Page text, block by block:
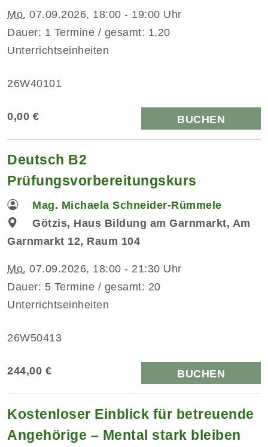
Mo. 07.09.2026, 18:00 - 19:00 Uhr
Dauer: 1 Termine / gesamt: 1,20
Unterrichtseinheiten
26W40101
0,00 € BUCHEN
Deutsch B2
Prüfungsvorbereitungskurs
Mag. Michaela Schneider-Rümmele
Götzis, Haus Bildung am Garnmarkt, Am
Garnmarkt 12, Raum 104
Mo. 07.09.2026, 18:00 - 21:30 Uhr
Dauer: 5 Termine / gesamt: 20
Unterrichtseinheiten
26W50413
244,00 € BUCHEN
Kostenloser Einblick für betreuende
Angehörige – Mental stark bleiben